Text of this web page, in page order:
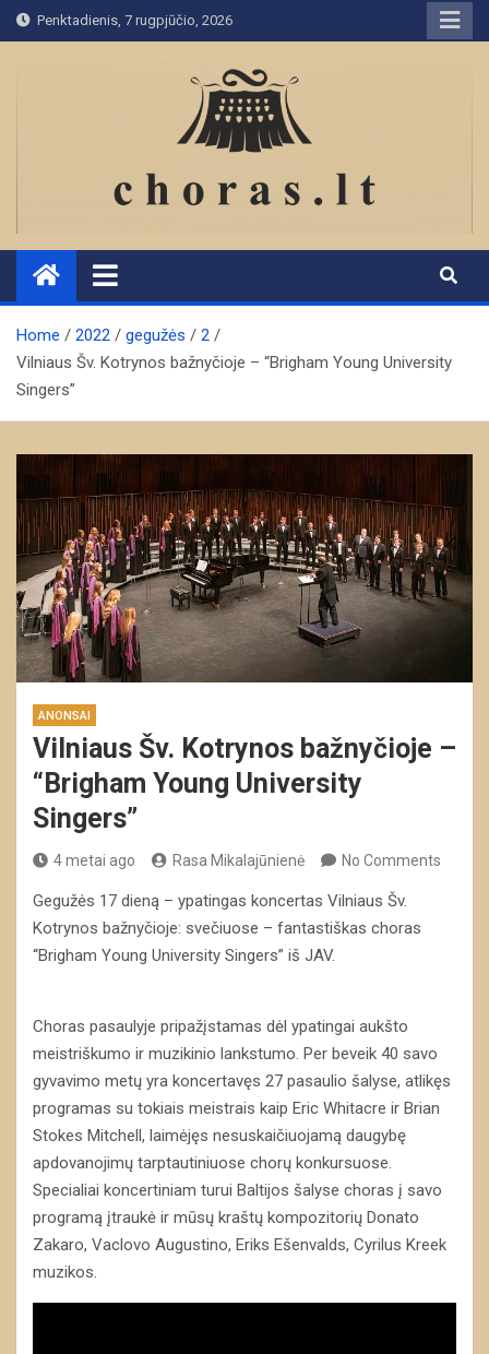
Skip
to
Penktadienis, 7 rugpjūčio, 2026
Home 2022 gegužės
2
Vilniaus Šv. Kotrynos bažnyčioje – “Brigham Young University
Singers”
ANONSAI
Vilniaus Šv. Kotrynos bažnyčioje –
“Brigham Young University
Singers”
4 metai ago Rasa Mikalajūnienė No Comments
Gegužės 17 dieną – ypatingas koncertas Vilniaus Šv.
Kotrynos bažnyčioje: svečiuose – fantastiškas choras
“Brigham Young University Singers” iš JAV.
Choras pasaulyje pripažįstamas dėl ypatingai aukšto
meistriškumo ir muzikinio lankstumo. Per beveik 40 savo
gyvavimo metų yra koncertavęs 27 pasaulio šalyse, atlikęs
programas su tokiais meistrais kaip Eric Whitacre ir Brian
Stokes Mitchell, laimėjęs nesuskaičiuojamą daugybę
apdovanojimų tarptautiniuose chorų konkursuose.
Specialiai koncertiniam turui Baltijos šalyse choras į savo
programą įtraukė ir mūsų kraštų kompozitorių Donato
Zakaro, Vaclovo Augustino, Eriks Ešenvalds, Cyrilus Kreek
muzikos.